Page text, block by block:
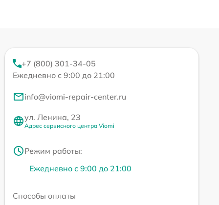
+7 (800) 301-34-05
Ежедневно с 9:00 до 21:00
info@viomi-repair-center.ru
ул. Ленина, 23
Адрес сервисного центра Viomi
Режим работы:
Ежедневно с 9:00 до 21:00
Способы оплаты